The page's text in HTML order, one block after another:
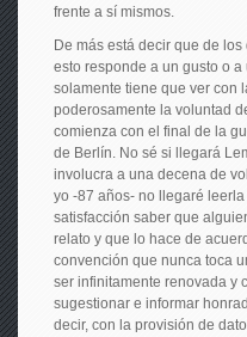
frente a sí mismos.
De más está decir que de
esto responde a un gusto o
solamente tiene que ver con
poderosamente la voluntad
comienza con el final de la
de Berlín. No sé si llegará
involucra a una decena de
yo -87 años- no llegaré
satisfacción saber que
relato y que lo hace de
convención que nunca toca
ser infinitamente renovada y
sugestionar e informar
decir, con la provisión de